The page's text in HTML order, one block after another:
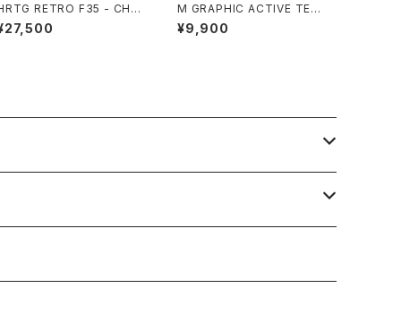
RETRO F35 - CHA
WHT
M GRAPHIC ACTIVE TEE
- A52 JUNGLE HTR
¥9,900